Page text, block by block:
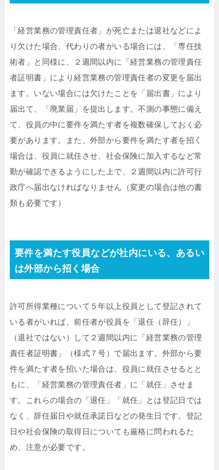
「経営業務の管理責任者」が死亡または退社などによ
り欠けた場合、代わりの者がいる場合には、「専任技
術者」と同様に、２週間以内に「経営業務の管理責任
者証明書」により経営業務の管理責任者の変更を届出
ます。いない場合には欠けたことを「届出書」により
届出て、「廃業届」を提出します。不測の事態に備え
て、役員の中に要件を満たす者を複数確保しておく必
要があります。また、外部から要件を満たす者を招く
場合は、役員に就任させ、社会保険に加入するなど常
勤が確認できるようにした上で、２週間以内に許可行
政庁へ届出なければなりません（変更の場合は他の書
類も必要です）
要件を満たす役員などが社内にいる、あるい
は外部から招く場合
許可所得業種について５年以上役員として登記されて
いる者がいれば、前任者が役員を「退任（辞任）」
（退社ではない）して２週間以内に「経営業務の管理
責任者証明書」（様式７号）で届出ます。外部から要
件を満たす者を招いた場合は、役員に就任させるとと
もに、「経営業務の管理責任者」に「就任」させま
す。これらの場合の「退任」「就任」とは登記日では
なく、辞任届日や就任承諾日などの発生日です。登記
日や社会保険の取得日についても厳格に問われるた
め、注意が必要です。